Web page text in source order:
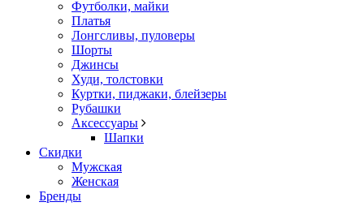
Футболки, майки
Платья
Лонгсливы, пуловеры
Шорты
Джинсы
Худи, толстовки
Куртки, пиджаки, блейзеры
Рубашки
Аксессуары
Шапки
Скидки
Мужская
Женская
Бренды